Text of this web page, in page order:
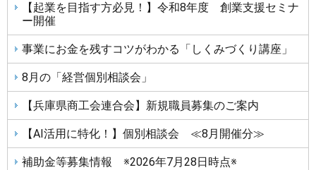
【起業を目指す方必見！】令和8年度 創業支援セミナ
ー開催
事業にお金を残すコツがわかる「しくみづくり講座」
8月の「経営個別相談会」
【兵庫県商工会連合会】新規職員募集のご案内
【AI活用に特化！】個別相談会 ≪8月開催分≫
補助金等募集情報 ※2026年7月28日時点※